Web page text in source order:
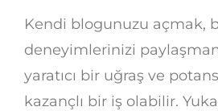
Kendi blogunuzu açmak,
deneyimlerinizi
yaratıcı bir uğraş ve
kazançlı bir iş olabilir.